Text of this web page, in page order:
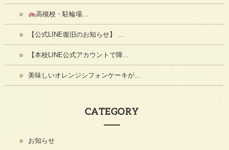
高槻校・駐輪場...
【公式LINE復旧のお知らせ】 ...
【本校LINE公式アカウントで障...
美味しいオレンジシフォンケーキが...
CATEGORY
お知らせ